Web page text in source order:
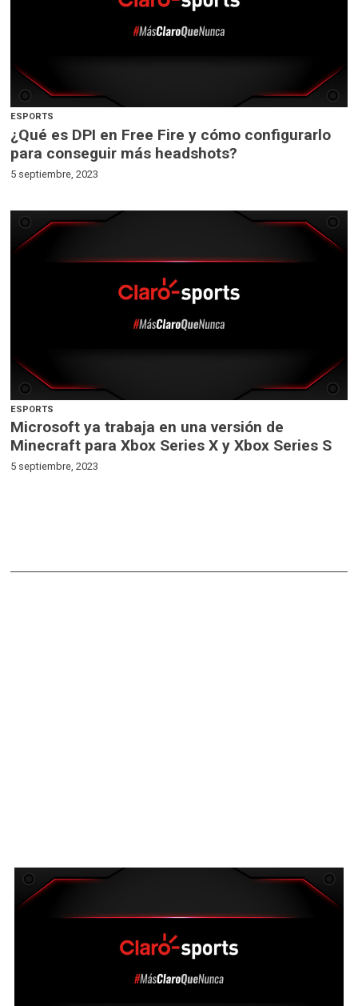
ESPORTS
¿Qué es DPI en Free Fire y cómo configurarlo
para conseguir más headshots?
5 septiembre, 2023
ESPORTS
Microsoft ya trabaja en una versión de
Minecraft para Xbox Series X y Xbox Series S
5 septiembre, 2023